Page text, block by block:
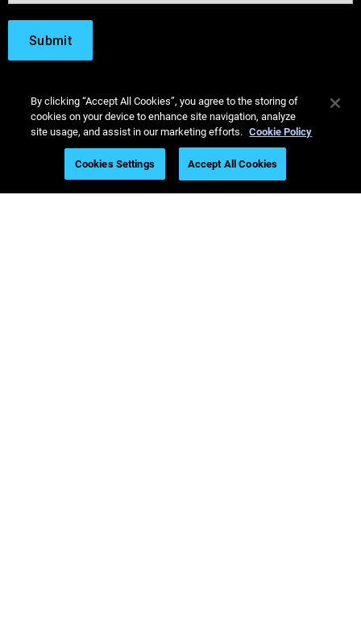
Stratasys Italy
By clicking “Accept All Cookies”, you agree to the storing of
cookies on your device to enhance site navigation, analyze
site usage, and assist in our marketing efforts. Cookie Policy
Cookies Settings Accept All Cookies